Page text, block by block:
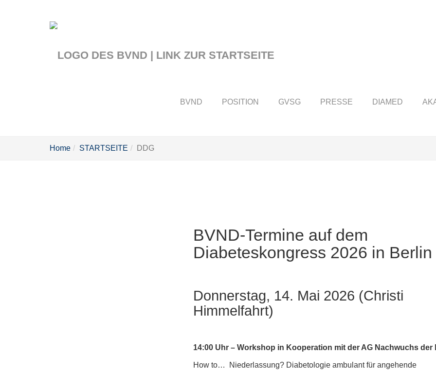
BVND POSITION GVSG PRESSE DIAMED
sind
Home STARTSEITE DDG
BVND-Termine auf dem
Diabeteskongress 2026 in Berlin
Donnerstag, 14. Mai 2026 (Christi
Himmelfahrt)
14:00 Uhr – Workshop in Kooperation mit der AG Nachwuchs der
How to… Niederlassung? Diabetologie ambulant für angehende